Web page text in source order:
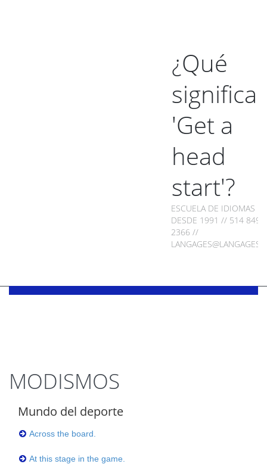
¿Qué
significa
'Get a
head
start'?
ESCUELA DE IDIOMAS
DESDE 1991 // 514 849-
2366 //
MODISMOS
Mundo del deporte
Across the board.
At this stage in the game.